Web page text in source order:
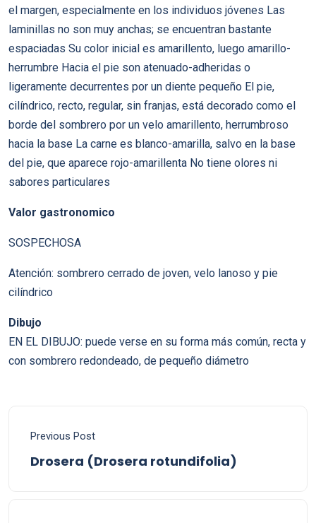
el margen, especialmente en los individuos jóvenes Las
laminillas no son muy anchas; se encuentran bastante
espaciadas Su color inicial es amarillento, luego amarillo-
herrumbre Hacia el pie son atenuado-adheridas o
ligeramente decurrentes por un diente pequeño El pie,
cilíndrico, recto, regular, sin franjas, está decorado como el
borde del sombrero por un velo amarillento, herrumbroso
hacia la base La carne es blanco-amarilla, salvo en la base
del pie, que aparece rojo-amarillenta No tiene olores ni
sabores particulares
Valor gastronomico
SOSPECHOSA
Atención: sombrero cerrado de joven, velo lanoso y pie
cilíndrico
Dibujo
EN EL DIBUJO: puede verse en su forma más común, recta y
con sombrero redondeado, de pequeño diámetro
Previous Post
Drosera (Drosera rotundifolia)